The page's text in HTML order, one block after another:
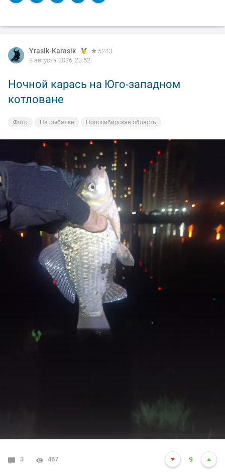
Yrasik-Karasik
5243
8 августа 2026, 23:52
Ночной карась на Юго-западном
котловане
Фото На рыбалке Новосибирская область
3 467 9